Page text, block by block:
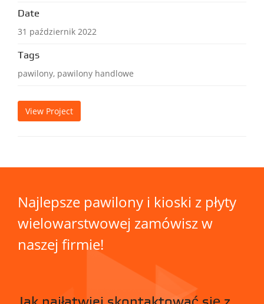
Date
31 październik 2022
Tags
pawilony, pawilony handlowe
View Project
Najlepsze pawilony i kioski z płyty
wielowarstwowej zamówisz w
naszej firmie!